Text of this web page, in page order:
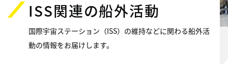
ISS関連の船外活動
国際宇宙ステーション（ISS）の維持などに関わる船外活
動の情報をお届けします。